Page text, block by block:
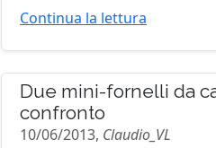
Continua la lettura
Due mini-fornelli da
confronto
10/06/2013, Claudio_VL